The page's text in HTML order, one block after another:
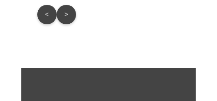
< >